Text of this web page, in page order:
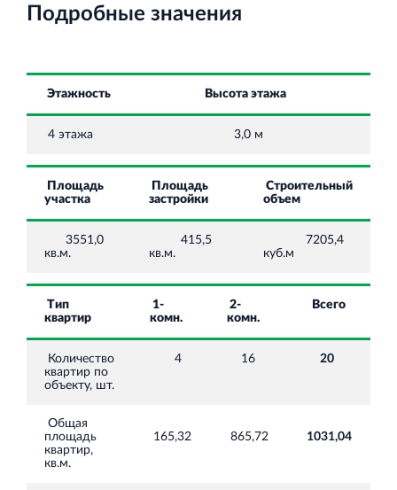
Испытательный комплекс ПКТИ
Многофункцинальный испытательный комплекс
Кингисеппе
Современный торговый комплекс в центре города
Подробные значения
Этажность Высота этажа
4 этажа 3,0 м
Площадь
участка
Площадь
застройки
Строительный
объем
3551,0
кв.м.
415,5
кв.м.
7205,4
куб.м
Тип
квартир
1-
комн.
2-
комн.
Всего
Количество
квартир по
объекту, шт.
4 16 20
Общая
площадь
квартир,
кв.м.
165,32 865,72 1031,04